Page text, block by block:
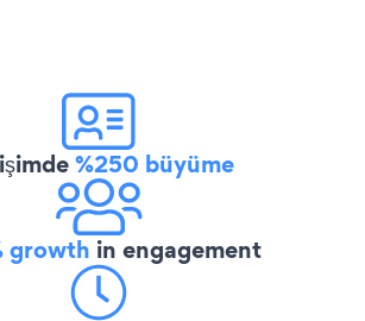
%250 büyüme
growth in engagement